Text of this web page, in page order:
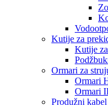
Kutije za
Kutije
Ormari za
Ormari
Ormari
Produžni kabel